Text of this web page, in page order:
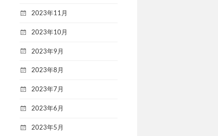
2023年11月
2023年10月
2023年9月
2023年8月
2023年7月
2023年6月
2023年5月